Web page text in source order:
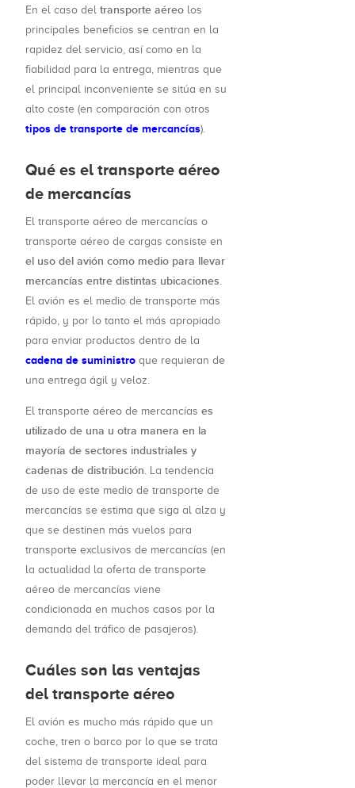
En el caso del transporte aéreo los
principales beneficios se centran en la
rapidez del servicio, así como en la
fiabilidad para la entrega, mientras que
el principal inconveniente se sitúa en su
alto coste (en comparación con otros
tipos de transporte de mercancías).
Qué es el transporte aéreo
de mercancías
El transporte aéreo de mercancías o
transporte aéreo de cargas consiste en
el uso del avión como medio para llevar
mercancías entre distintas ubicaciones
El avión es el medio de transporte más
rápido, y por lo tanto el más apropiado
para enviar productos dentro de la
cadena de suministro que requieran de
una entrega ágil y veloz.
El transporte aéreo de mercancías es
utilizado de una u otra manera en la
mayoría de sectores industriales y
cadenas de distribución . La tendencia
de uso de este medio de transporte de
mercancías se estima que siga al alza y
que se destinen más vuelos para
transporte exclusivos de mercancías (en
la actualidad la oferta de transporte
aéreo de mercancías viene
condicionada en muchos casos por la
demanda del tráfico de pasajeros).
Cuáles son las ventajas
del transporte aéreo
El avión es mucho más rápido que un
coche, tren o barco por lo que se trata
del sistema de transporte ideal para
poder llevar la mercancía en el menor